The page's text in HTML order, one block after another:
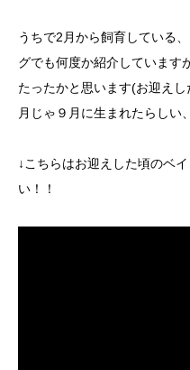
うちで2月から飼育している
グでも何度か紹介しています
たったかと思います(お迎え
月じゃ９月に生まれたらしい
↓こちらはお迎えした頃のベ
い！！